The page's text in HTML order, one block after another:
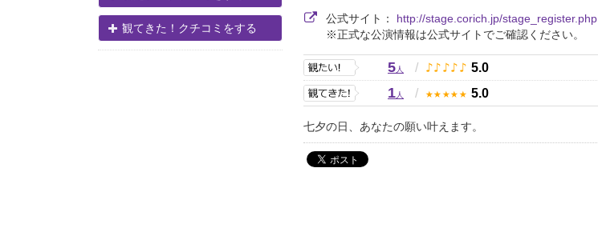
観てきた！クチコミをする
公式サイト： http://stage.corich.jp/stage_register.php
※正式な公演情報は公式サイトでご確認ください。
5人 / ♪ ♪ ♪ ♪ ♪ 5.0
1人 / ★ ★ ★ ★ ★ 5.0
七夕の日、あなたの願い叶えます。